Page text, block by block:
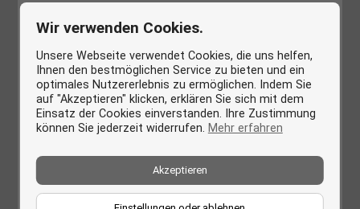
Wir verwenden Cookies.
Unsere Webseite verwendet Cookies, die uns helfen,
Ihnen den bestmöglichen Service zu bieten und ein
optimales Nutzererlebnis zu ermöglichen. Indem Sie
auf "Akzeptieren" klicken, erklären Sie sich mit dem
Einsatz der Cookies einverstanden. Ihre Zustimmung
können Sie jederzeit widerrufen. Mehr erfahren
Akzeptieren